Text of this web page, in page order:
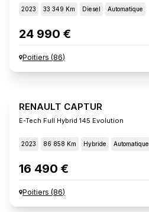
2023 33 349 Km Diesel Automatique
24 990 €
Poitiers (86)
RENAULT CAPTUR
E-Tech Full Hybrid 145 Evolution
2023 86 858 Km Hybride Automatique
16 490 €
Poitiers (86)